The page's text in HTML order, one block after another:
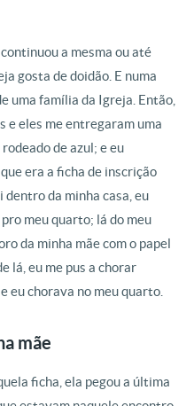
a mesma ou até
gosta de doidão. E numa
uma família da Igreja. Então,
e eles me entregaram uma
de azul; e eu
era a ficha de inscrição
dentro da minha casa, eu
meu quarto; lá do meu
da minha mãe com o papel
lá, eu me pus a chorar
eu chorava no meu quarto.
mãe
ficha, ela pegou a última